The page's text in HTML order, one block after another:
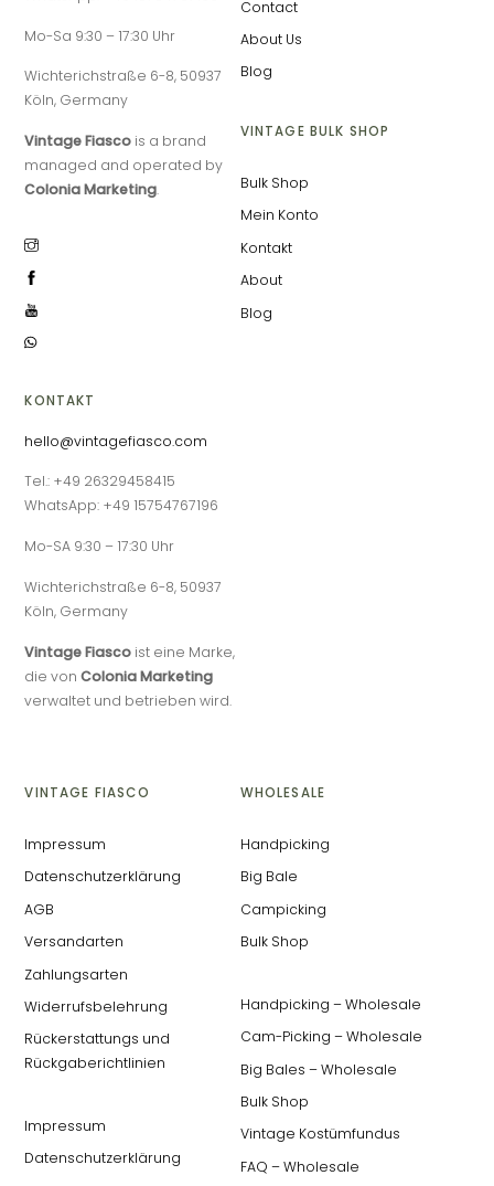
Mo-Sa 9:30 – 17:30 Uhr
Wichterichstraße 6-8, 50937
Köln, Germany
Vintage Fiasco is a brand
managed and operated by
Colonia Marketing.
KONTAKT
hello@vintagefiasco.com
Tel.: +49 26329458415
WhatsApp: +49 15754767196
Mo-SA 9:30 – 17:30 Uhr
Wichterichstraße 6-8, 50937
Köln, Germany
Vintage Fiasco ist eine Marke,
die vonColonia Marketing
verwaltet und betrieben wird.
Contact
About Us
Blog
VINTAGE BULK SHOP
Bulk Shop
Mein Konto
Kontakt
About
Blog
VINTAGE FIASCO
Impressum
Datenschutzerklärung
AGB
Versandarten
Zahlungsarten
Widerrufsbelehrung
Rückerstattungs und
Rückgaberichtlinien
Impressum
Datenschutzerklärung
WHOLESALE
Handpicking
Big Bale
Campicking
Bulk Shop
Handpicking – Wholesale
Cam-Picking – Wholesale
Big Bales – Wholesale
Bulk Shop
Vintage Kostümfundus
FAQ – Wholesale